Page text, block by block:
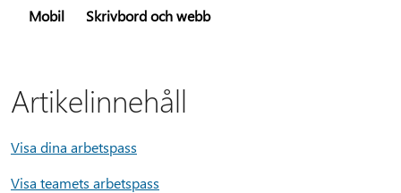
Mobil Skrivbord och webb
Artikelinnehåll
Visa dina arbetspass
Visa teamets arbetspass